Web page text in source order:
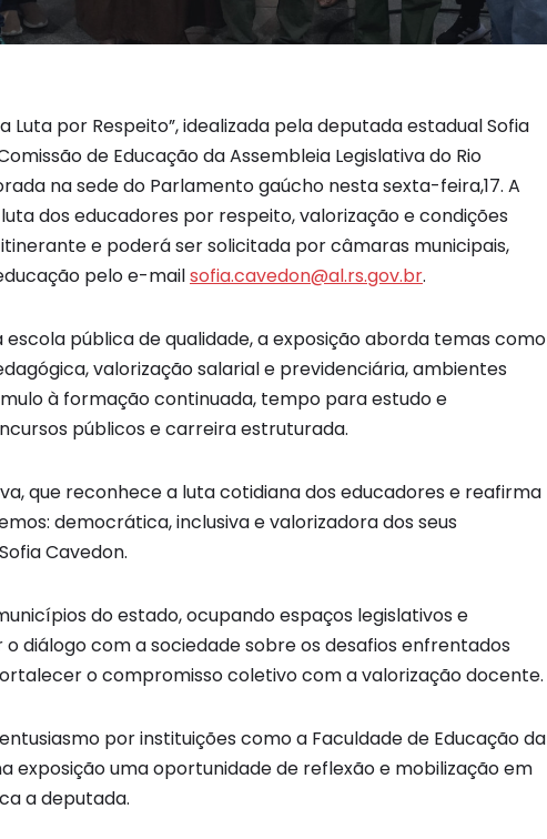
Luta por Respeito”, idealizada pela deputada estadual Sofia
de Educação da Assembleia Legislativa do Rio
na sede do Parlamento gaúcho nesta sexta-feira,17. A
dos educadores por respeito, valorização e condições
e poderá ser solicitada por câmaras municipais,
pelo e-mailsofia.cavedon@al.rs.gov.br.
pública de qualidade, a exposição aborda temas como
valorização salarial e previdenciária, ambientes
à formação continuada, tempo para estudo e
públicos e carreira estruturada.
que reconhece a luta cotidiana dos educadores e reafirma
democrática, inclusiva e valorizadora dos seus
Cavedon.
do estado, ocupando espaços legislativos e
diálogo com a sociedade sobre os desafios enfrentados
o compromisso coletivo com a valorização docente.
por instituições como a Faculdade de Educação da
exposição uma oportunidade de reflexão e mobilização em
a deputada.